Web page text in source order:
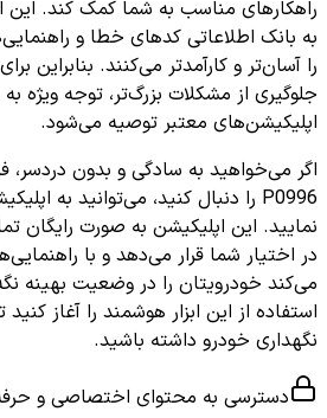
راهکارهای مناسب به شما کمک کند. این
به بانک اطلاعاتی کدهای خطا و
را آسان‌تر و کارآمدتر می‌کنند. بنابراین
جلوگیری از مشکلات بزرگ‌تر، توجه ویژه
اپلیکیشن‌های معتبر توصیه می‌شود.
اگر می‌خواهید به سادگی و بدون دردسر،
نمایید. این اپلیکیشن به صورت رایگان
در اختیار شما قرار می‌دهد و با
می‌کند خودرویتان را در وضعیت بهینه
استفاده از این ابزار هوشمند را آغاز
نگهداری خودرو داشته باشید.
دسترسی به محتوای اختصاصی و